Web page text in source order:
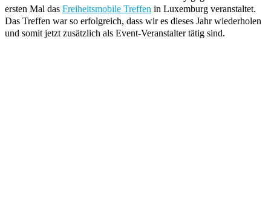
ersten Mal das Freiheitsmobile Treffen in Luxemburg veranstaltet.
Das Treffen war so erfolgreich, dass wir es dieses Jahr wiederholen
und somit jetzt zusätzlich als Event-Veranstalter tätig sind.